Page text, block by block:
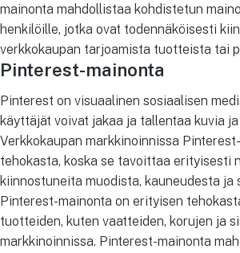
mainonta mahdollistaa kohdistetun
henkilöille, jotka ovat todennäköisesti
verkkokaupan tarjoamista tuotteista tai
Pinterest-mainonta
Pinterest on visuaalinen sosiaalisen
käyttäjät voivat jakaa ja tallentaa kuvia
Verkkokaupan markkinoinnissa
tehokasta, koska se tavoittaa erityisesti
kiinnostuneita muodista, kauneudesta ja
Pinterest-mainonta on erityisen
tuotteiden, kuten vaatteiden, korujen ja
markkinoinnissa. Pinterest-mainonta